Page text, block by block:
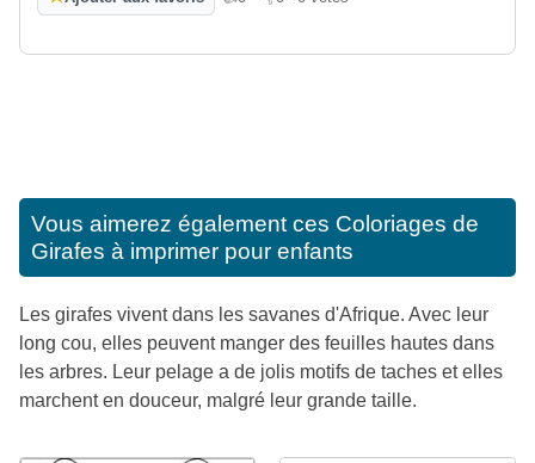
J'aimeJe n'aime pas
Vous aimerez également ces Coloriages de
Girafes à imprimer pour enfants
Les girafes vivent dans les savanes d'Afrique. Avec leur
long cou, elles peuvent manger des feuilles hautes dans
les arbres. Leur pelage a de jolis motifs de taches et elles
marchent en douceur, malgré leur grande taille.